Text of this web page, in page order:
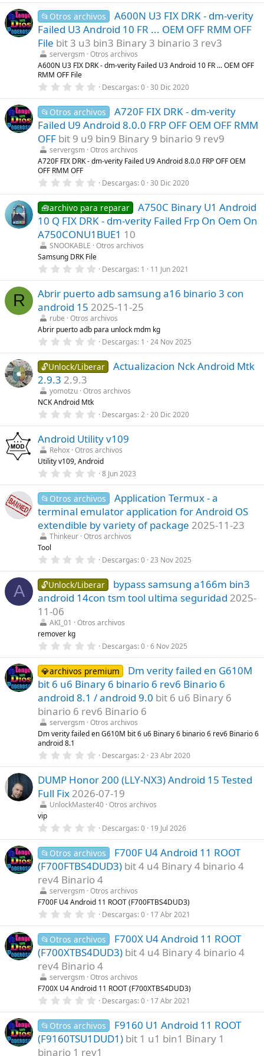
0
0
e
s
t
r
e
l
s
)
📂Otros archivos
A600N U3 FIX DRK - dm-verity
Failed U3 Android 10 FR ... OEM OFF RMM OFF
File bit 3 u3 bin3 Binary 3 binario 3 rev3
servergsm Otros archivos
A600N U3 FIX DRK - dm-verity Failed U3 Android 10 FR ... OEM OFF
RMM OFF File
0
0
0
e
s
t
r
e
l
s
)
Descargas 0 30 Dic 2020
📂Otros archivos
A720F FIX DRK - dm-verity
Failed U9 Android 8.0.0 FRP OFF OEM OFF RMM
OFF bit 9 u9 bin9 Binary 9 binario 9 rev9
servergsm Otros archivos
A720F FIX DRK - dm-verity Failed U9 Android 8.0.0 FRP OFF OEM
OFF RMM OFF
0
0
0
e
s
t
r
e
l
a
(
s
)
Descargas 0 30 Dic 2020
🧰archivo para reparar
A750C Binary U1 Android
10 Q FIX DRK - dm-verity Failed Frp On Oem On
A750CONU1BUE1 10
SNOOKABLE
Otros archivos
Samsung DRK File
0
0
0
e
s
t
r
e
l
a
(
s
Descargas 1 11 Jun 2021
R
Abrir puerto adb samsung a16 binario 3 con
android 15 2025-11-25
rube
Otros archivos
Abrir puerto adb para unlock mdm kg
0
0
0
e
t
l
(
s
)
Descargas 1 24 Nov 2025
🔓Unlock/Liberar
Actualizacion Nck Android Mtk
2.9.3 2.9.3
yomotzu Otros archivos
NCK Android Mtk
0
0
0
e
s
t
r
l
l
a
(
s
)
Descargas 2 20 Dic 2020
Android Utility v109
Rehox Otros archivos
Utility v109, Android
0
0
0
e
s
t
r
e
a
(
s
)
8 Jun 2023
📂Otros archivos
Application Termux - a
terminal emulator application for Android OS
extendible by variety of package 2025-11-23
Thinkeur Otros archivos
Tool
0
0
0
e
s
e
a
(
s
)
Descargas 0 23 Nov 2025
A 🔓Unlock/Liberar
bypass samsung a166m bin3
android 14con tsm tool ultima seguridad 2025-
11-06
AKI_01
Otros archivos
remover kg
0
0
0
e
s
t
r
e
l
l
a
s
Descargas 0 6 Nov 2025
💎archivos premium
Dm verity failed en G610M
bit 6 u6 Binary 6 binario 6 rev6 Binario 6
android 8.1 / android 9.0 bit 6 u6 Binary 6
binario 6 rev6 Binario 6
servergsm Otros archivos
Dm verity failed en G610M bit 6 u6 Binary 6 binario 6 rev6 Binario 6
android 8.1
0
0
0
e
s
t
l
a
(
s
)
Descargas 2 23 Abr 2020
DUMP Honor 200 (LLY-NX3) Android 15 Tested
Full Fix 2026-07-19
UnlockMaster40 Otros archivos
vip
0
0
0
e
s
t
r
e
l
a
(
s
)
Descargas 0 19 Jul 2026
📂Otros archivos
F700F U4 Android 11 ROOT
(F700FTBS4DUD3) bit 4 u4 Binary 4 binario 4
rev4 Binario 4
servergsm Otros archivos
F700F U4 Android 11 ROOT (F700FTBS4DUD3)
0
0
0
e
s
t
r
e
l
a
(
s
)
Descargas 0 17 Abr 2021
📂Otros archivos
F700X U4 Android 11 ROOT
(F700XTBS4DUD3) bit 4 u4 Binary 4 binario 4
rev4 Binario 4
servergsm Otros archivos
F700X U4 Android 11 ROOT (F700XTBS4DUD3)
0
0
0
e
s
t
Descargas 0 17 Abr 2021
📂Otros archivos
F9160 U1 Android 11 ROOT
(F9160TSU1DUD1) bit 1 u1 bin1 Binary 1
binario 1 rev1